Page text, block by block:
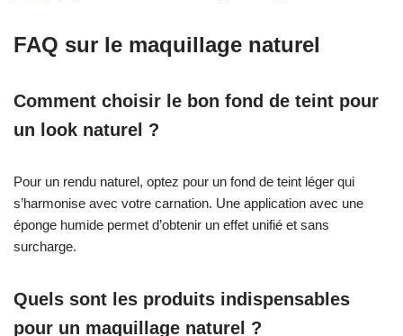
FAQ sur le maquillage naturel
Comment choisir le bon fond de teint pour
un look naturel ?
Pour un rendu naturel, optez pour un fond de teint léger qui
s’harmonise avec votre carnation. Une application avec une
éponge humide permet d’obtenir un effet unifié et sans
surcharge.
Quels sont les produits indispensables
pour un maquillage naturel ?